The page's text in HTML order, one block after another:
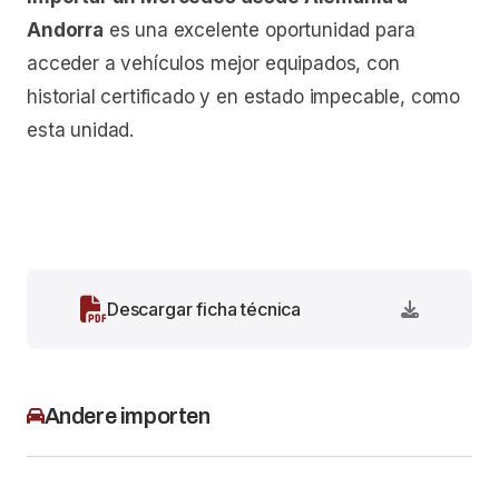
Andorra es una excelente oportunidad para
acceder a vehículos mejor equipados, con
historial certificado y en estado impecable, como
esta unidad.
Descargar ficha técnica
Andere importen